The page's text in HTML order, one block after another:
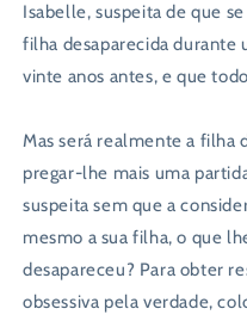
Isabelle, suspeita de que
filha desaparecida durante
vinte anos antes, e que
Mas será realmente a filha
pregar-lhe mais uma
suspeita sem que a
mesmo a sua filha, o que
desapareceu? Para obter
obsessiva pela verdade,